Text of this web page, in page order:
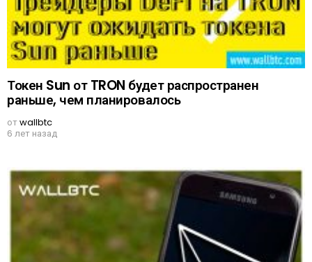
Токен Sun от TRON будет распространен
раньше, чем планировалось
отwallbtc
6 лет назад